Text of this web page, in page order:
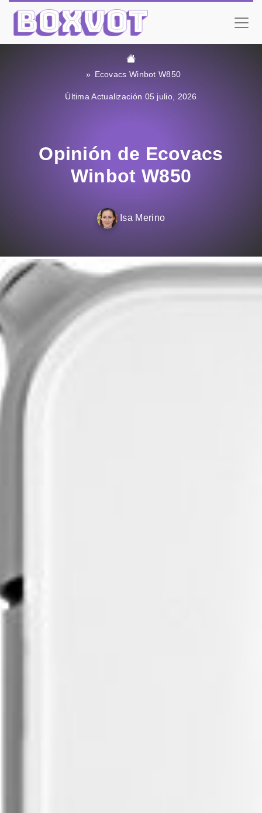
Ecovacs Winbot W850
Última Actualización 05 julio, 2026
Opinión de Ecovacs
Winbot W850
Isa Merino